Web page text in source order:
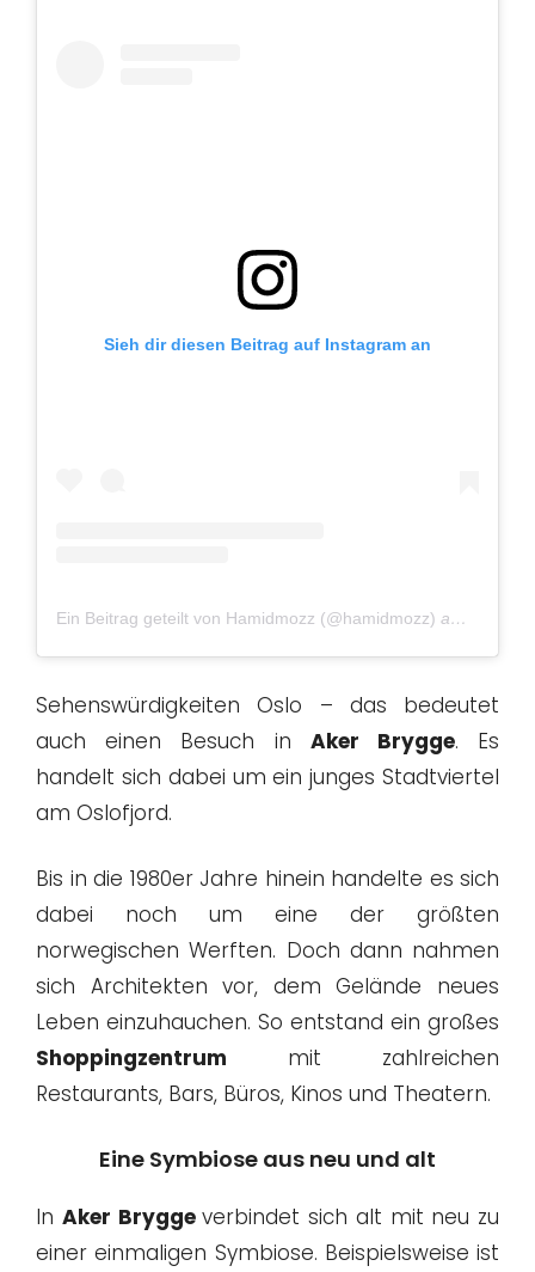
Sieh dir diesen Beitrag auf Instagram an
Ein Beitrag geteilt von Hamidmozz (@hamidmozz) am
Sehenswürdigkeiten Oslo – das bedeutet
auch einen Besuch in Aker Brygge. Es
handelt sich dabei um ein junges Stadtviertel
am Oslofjord.
Bis in die 1980er Jahre hinein handelte es sich
dabei noch um eine der größten
norwegischen Werften. Doch dann nahmen
sich Architekten vor, dem Gelände neues
Leben einzuhauchen. So entstand ein großes
Shoppingzentrum mit zahlreichen
Restaurants, Bars, Büros, Kinos und Theatern.
Eine Symbiose aus neu und alt
In Aker Bryggeverbindet sich alt mit neu zu
einer einmaligen Symbiose. Beispielsweise ist